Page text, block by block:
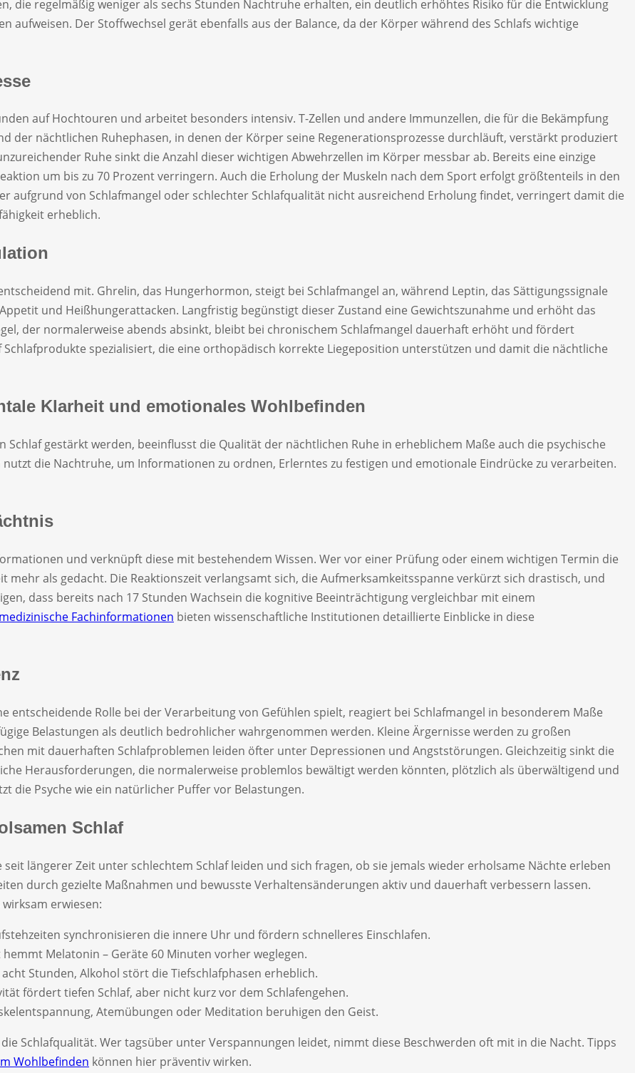
die regelmäßig weniger als sechs Stunden Nachtruhe erhalten, ein deutlich erhöhtes Risiko für die Entwicklung
aufweisen. Der Stoffwechsel gerät ebenfalls aus der Balance, da der Körper während des Schlafs wichtige
auf Hochtouren und arbeitet besonders intensiv. T-Zellen und andere Immunzellen, die für die Bekämpfung
der nächtlichen Ruhephasen, in denen der Körper seine Regenerationsprozesse durchläuft, verstärkt produziert
Ruhe sinkt die Anzahl dieser wichtigen Abwehrzellen im Körper messbar ab. Bereits eine einzige
um bis zu 70 Prozent verringern. Auch die Erholung der Muskeln nach dem Sport erfolgt größtenteils in den
aufgrund von Schlafmangel oder schlechter Schlafqualität nicht ausreichend Erholung findet, verringert damit die
erheblich.
mit. Ghrelin, das Hungerhormon, steigt bei Schlafmangel an, während Leptin, das Sättigungssignale
und Heißhungerattacken. Langfristig begünstigt dieser Zustand eine Gewichtszunahme und erhöht das
der normalerweise abends absinkt, bleibt bei chronischem Schlafmangel dauerhaft erhöht und fördert
spezialisiert, die eine orthopädisch korrekte Liegeposition unterstützen und damit die nächtliche
Klarheit und emotionales Wohlbefinden
gestärkt werden, beeinflusst die Qualität der nächtlichen Ruhe in erheblichem Maße auch die psychische
die Nachtruhe, um Informationen zu ordnen, Erlerntes zu festigen und emotionale Eindrücke zu verarbeiten.
und verknüpft diese mit bestehendem Wissen. Wer vor einer Prüfung oder einem wichtigen Termin die
als gedacht. Die Reaktionszeit verlangsamt sich, die Aufmerksamkeitsspanne verkürzt sich drastisch, und
dass bereits nach 17 Stunden Wachsein die kognitive Beeinträchtigung vergleichbar mit einem
Fachinformationen bieten wissenschaftliche Institutionen detaillierte Einblicke in diese
entscheidende Rolle bei der Verarbeitung von Gefühlen spielt, reagiert bei Schlafmangel in besonderem Maße
Belastungen als deutlich bedrohlicher wahrgenommen werden. Kleine Ärgernisse werden zu großen
mit dauerhaften Schlafproblemen leiden öfter unter Depressionen und Angststörungen. Gleichzeitig sinkt die
Herausforderungen, die normalerweise problemlos bewältigt werden könnten, plötzlich als überwältigend und
die Psyche wie ein natürlicher Puffer vor Belastungen.
Schlaf
längerer Zeit unter schlechtem Schlaf leiden und sich fragen, ob sie jemals wieder erholsame Nächte erleben
durch gezielte Maßnahmen und bewusste Verhaltensänderungen aktiv und dauerhaft verbessern lassen.
erwiesen:
synchronisieren die innere Uhr und fördern schnelleres Einschlafen.
Melatonin – Geräte 60 Minuten vorher weglegen.
Stunden, Alkohol stört die Tiefschlafphasen erheblich.
fördert tiefen Schlaf, aber nicht kurz vor dem Schlafengehen.
Atemübungen oder Meditation beruhigen den Geist.
Schlafqualität. Wer tagsüber unter Verspannungen leidet, nimmt diese Beschwerden oft mit in die Nacht. Tipps
Wohlbefinden können hier präventiv wirken.